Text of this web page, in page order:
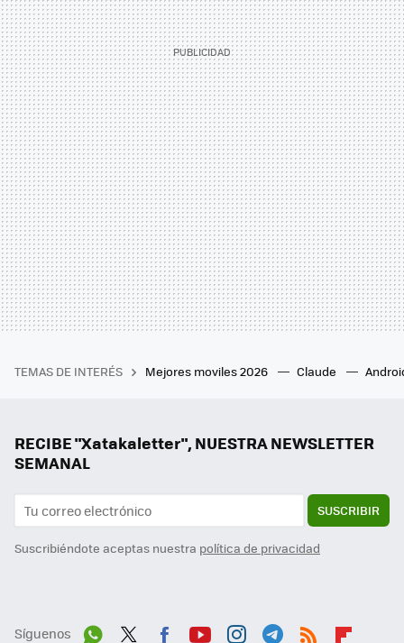
TEMAS DE INTERÉS Mejores moviles 2026 Claude
RECIBE "Xatakaletter", NUESTRA NEWSLETTER
SEMANAL
SUSCRIBIR
Suscribiéndote aceptas nuestra política de privacidad
Síguenos